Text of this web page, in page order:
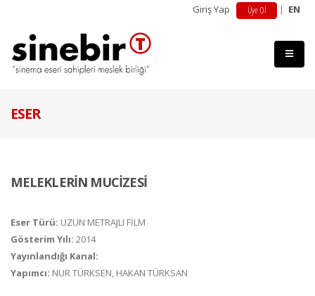
Giriş Yap Üye Ol | EN
ESER
MELEKLERİN MUCİZESİ
Eser Türü: UZUN METRAJLI FİLM
Gösterim Yılı: 2014
Yayınlandığı Kanal:
Yapımcı: NUR TÜRKSEN, HAKAN TÜRKSAN